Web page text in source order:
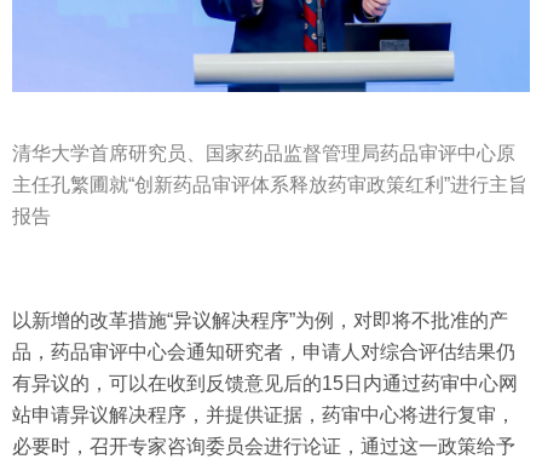
清华大学首席研究员、国家药品监督管理局药品审评中心原
主任孔繁圃就“创新药品审评体系释放药审政策红利”进行主旨
报告
以新增的改革措施“异议解决程序”为例，对即将不批准的产
品，药品审评中心会通知研究者，申请人对综合评估结果仍
有异议的，可以在收到反馈意见后的15日内通过药审中心网
站申请异议解决程序，并提供证据，药审中心将进行复审，
必要时，召开专家咨询委员会进行论证，通过这一政策给予